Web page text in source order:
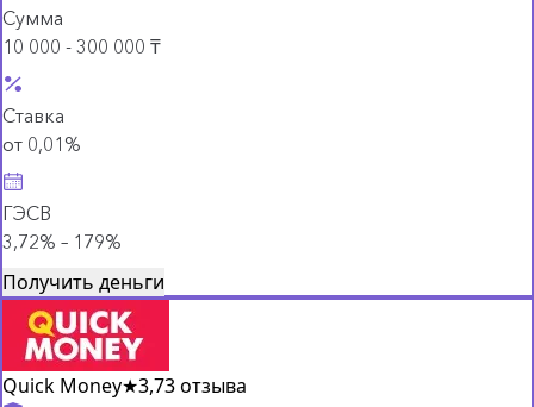
Сумма
10 000 - 300 000 ₸
Ставка
от 0,01%
ГЭСВ
3,72% – 179%
Получить деньги
Quick Money★3,73 отзыва